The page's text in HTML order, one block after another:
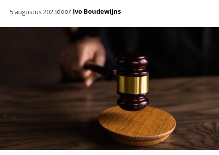
5 augustus 2023door Ivo Boudewijns